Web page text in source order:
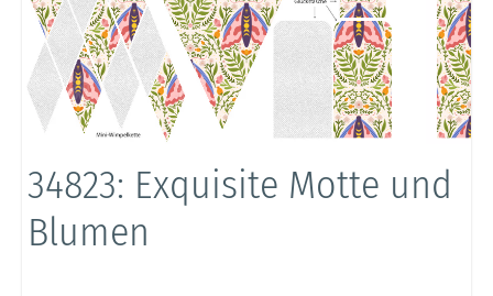
34823: Exquisite Motte und
Blumen